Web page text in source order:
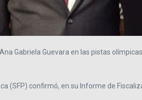
Gabriela Guevara en las pistas
(SFP) confirmó, en su Informe de